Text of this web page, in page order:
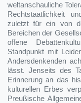
weltanschauliche
Rechtstaatlichkeit
zuletzt für ein von
Bereichen der
offene
Standpunkt mit
Andersdenkenden
lässt. Jenseits des
Erinnerung an das
kulturellen Erbes
Preußische